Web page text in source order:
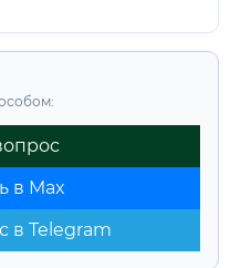
в Max
в Telegram